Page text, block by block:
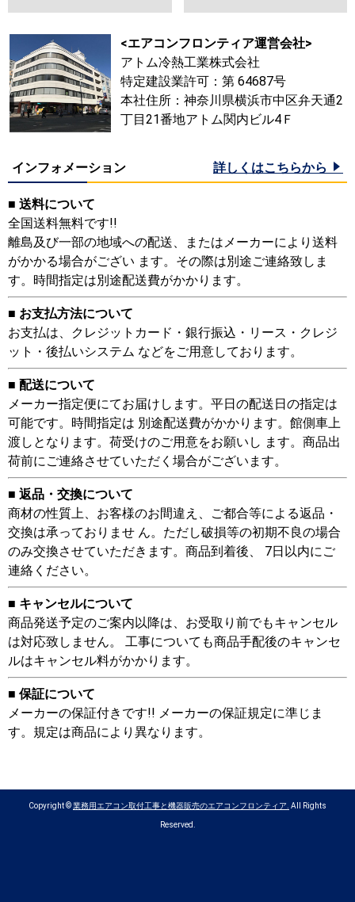
<エアコンフロンティア運営会社>
アトム冷熱工業株式会社
特定建設業許可：第 64687号
本社住所：神奈川県横浜市中区弁天通2
丁目21番地アトム関内ビル4Ｆ
インフォメーション 詳しくはこちらから
■ 送料について
全国送料無料です!!
離島及び一部の地域への配送、またはメーカーにより送料
がかかる場合がござい ます。その際は別途ご連絡致しま
す。時間指定は別途配送費がかかります。
■ お支払方法について
お支払は、クレジットカード・銀行振込・リース・クレジ
ット・後払いシステム などをご用意しております。
■ 配送について
メーカー指定便にてお届けします。平日の配送日の指定は
可能です。時間指定は 別途配送費がかかります。館側車上
渡しとなります。荷受けのご用意をお願いし ます。商品出
荷前にご連絡させていただく場合がございます。
■ 返品・交換について
商材の性質上、お客様のお間違え、ご都合等による返品・
交換は承っておりませ ん。ただし破損等の初期不良の場合
のみ交換させていただきます。商品到着後、 7日以内にご
連絡ください。
■ キャンセルについて
商品発送予定のご案内以降は、お受取り前でもキャンセル
は対応致しません。 工事についても商品手配後のキャンセ
ルはキャンセル料がかかります。
■ 保証について
メーカーの保証付きです!! メーカーの保証規定に準じま
す。規定は商品により異なります。
Copyright ©業務用エアコン取付工事と機器販売のエアコンフロンティア. All Rights
Reserved.